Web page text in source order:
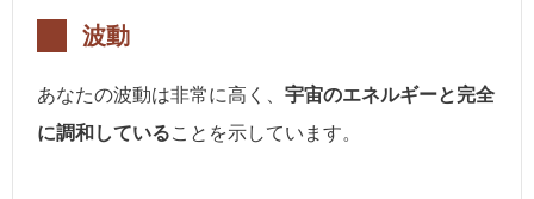
波動
あなたの波動は非常に高く、 宇宙のエネルギーと完全
に調和していることを示しています。